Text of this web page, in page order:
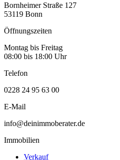
Bornheimer Straße 127
53119 Bonn
Öffnungszeiten
Montag bis Freitag
08:00 bis 18:00 Uhr
Telefon
0228 24 95 63 00
E-Mail
info@deinimmoberater.de
Immobilien
Verkauf